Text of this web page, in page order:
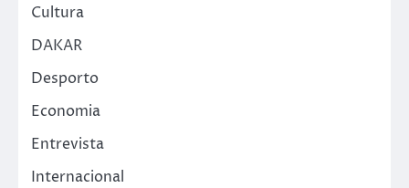
Cultura
DAKAR
Desporto
Economia
Entrevista
Internacional